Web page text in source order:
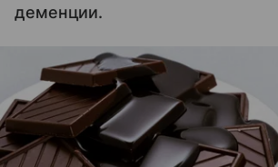
деменции.